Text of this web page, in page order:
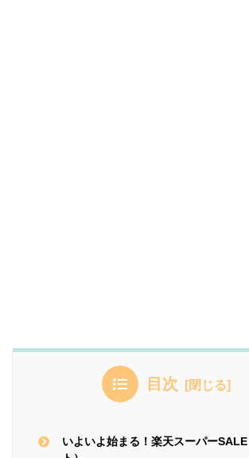
目次
いよいよ始まる！楽天スーパー